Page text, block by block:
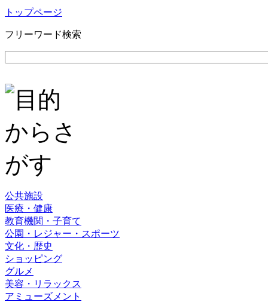
トップページ
フリーワード検索
公共施設
医療・健康
教育機関・子育て
公園・レジャー・スポーツ
文化・歴史
ショッピング
グルメ
美容・リラックス
アミューズメント